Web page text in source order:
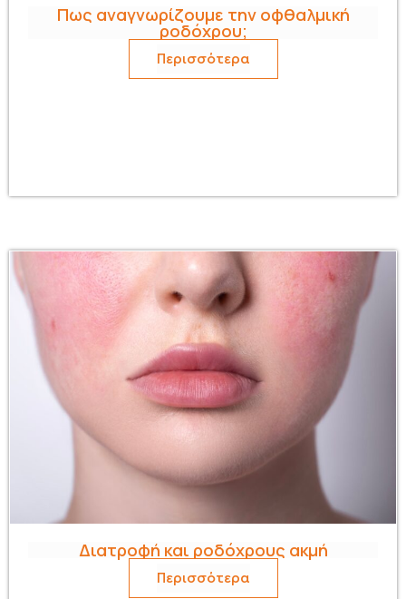
Πως αναγνωρίζουμε την οφθαλμική
ροδόχρου;
Περισσότερα
Διατροφή και ροδόχρους ακμή
Περισσότερα